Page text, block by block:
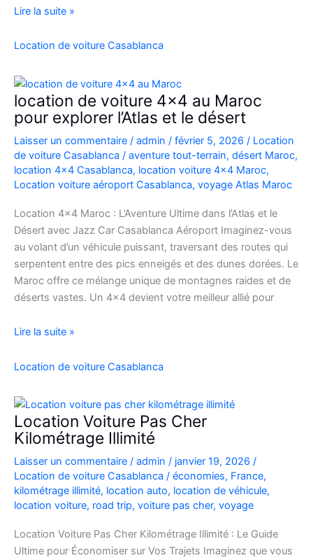
Location
Rover
Casablanca
Lire la suite »
Location de voiture Casablanca
location de voiture 4×4 au Maroc
pour explorer l’Atlas et le désert
Laisser un commentaire / admin / février 5, 2026 / Location
de voiture Casablanca / aventure tout-terrain, désert Maroc,
location 4x4 Casablanca, location voiture 4x4 Maroc,
Location voiture aéroport Casablanca, voyage Atlas Maroc
Location 4×4 Maroc : L’Aventure Ultime dans l’Atlas et le
Désert avec Jazz Car Casablanca Aéroport Imaginez-vous
au volant d’un véhicule puissant, traversant des routes qui
serpentent entre des pics enneigés et des dunes dorées. Le
Maroc offre ce mélange unique de montagnes raides et de
déserts vastes. Un 4×4 devient votre meilleur allié pour
location
voiture
au
Maroc
pour
explorer
l’Atlas
et
le
Lire la suite »
Location de voiture Casablanca
Location Voiture Pas Cher
Kilométrage Illimité
Laisser un commentaire / admin / janvier 19, 2026 /
Location de voiture Casablanca / économies, France,
kilométrage illimité, location auto, location de véhicule,
location voiture, road trip, voiture pas cher, voyage
Location Voiture Pas Cher Kilométrage Illimité : Le Guide
Ultime pour Économiser sur Vos Trajets Imaginez que vous